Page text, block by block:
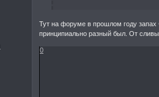
Тут на форуме в прошлом году запах
принципиально разный был. От
0